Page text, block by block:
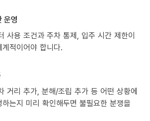
운영
사용 조건과 주차 통제, 입주 시간 제한이
적이어야 합니다.
거리 추가, 분해/조립 추가 등 어떤 상황에
는지 미리 확인해두면 불필요한 분쟁을